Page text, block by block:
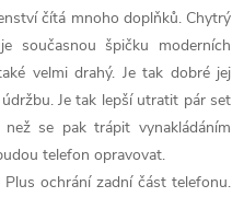
čítá mnoho doplňků. Chytrý
současnou špičku moderních
velmi drahý. Je tak dobré jej
Je tak lepší utratit pár set
se pak trápit vynakládáním
telefon opravovat.
ochrání zadní část telefonu.